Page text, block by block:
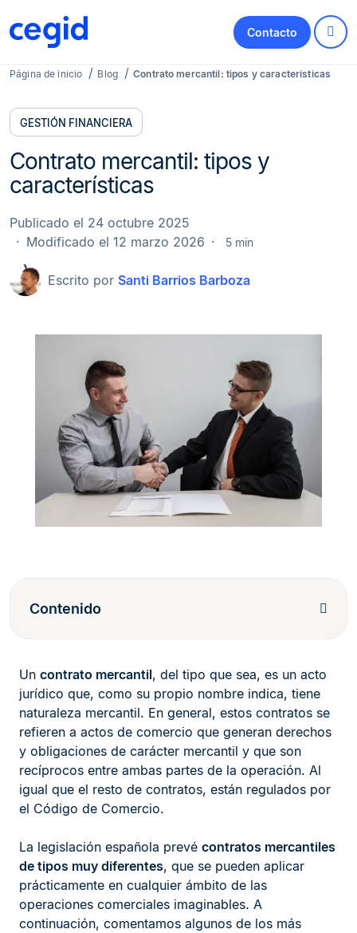
Contacto
Página de inicio Blog Contrato mercantil: tipos y características
GESTIÓN FINANCIERA
Contrato mercantil: tipos y
características
Escrito por Santi Barrios Barboza
Publicado el 24 octubre 2025
Modificado el 12 marzo 2026
5 min
Contenido
Un contrato mercantil, del tipo que sea, es un acto
jurídico que, como su propio nombre indica, tiene
naturaleza mercantil. En general, estos contratos se
refieren a actos de comercio que generan derechos
y obligaciones de carácter mercantil y que son
recíprocos entre ambas partes de la operación. Al
igual que el resto de contratos, están regulados por
el Código de Comercio.
La legislación española prevé contratos mercantiles
de tipos muy diferentes, que se pueden aplicar
prácticamente en cualquier ámbito de las
operaciones comerciales imaginables. A
continuación, comentamos algunos de los más